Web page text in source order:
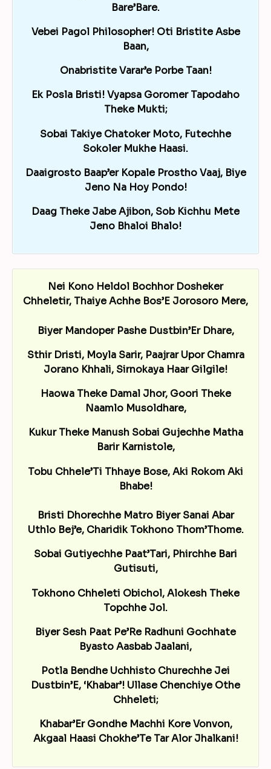
Bare’Bare.
Vebei Pagol Philosopher! Oti Bristite Asbe
Baan,
Onabristite Varar’e Porbe Taan!
Ek Posla Bristi! Vyapsa Goromer Tapodaho
Theke Mukti;
Sobai Takiye Chatoker Moto, Futechhe
Sokoler Mukhe Haasi.
Daaigrosto Baap’er Kopale Prostho Vaaj, Biye
Jeno Na Hoy Pondo!
Daag Theke Jabe Ajibon, Sob Kichhu Mete
Jeno Bhaloi Bhalo!
Nei Kono Heldol Bochhor Dosheker
Chheletir, Thaiye Achhe Bos’E Jorosoro Mere,
Biyer Mandoper Pashe Dustbin’Er Dhare,
Sthir Dristi, Moyla Sarir, Paajrar Upor Chamra
Jorano Khhali, Sirnokaya Haar Gilgile!
Haowa Theke Damal Jhor, Goori Theke
Naamlo Musoldhare,
Kukur Theke Manush Sobai Gujechhe Matha
Barir Karnistole,
Tobu Chhele’Ti Thhaye Bose, Aki Rokom Aki
Bhabe!
Bristi Dhorechhe Matro Biyer Sanai Abar
Uthlo Bej’e, Charidik Tokhono Thom’Thome.
Sobai Gutiyechhe Paat’Tari, Phirchhe Bari
Gutisuti,
Tokhono Chheleti Obichol, Alokesh Theke
Topchhe Jol.
Biyer Sesh Paat Pe’Re Radhuni Gochhate
Byasto Aasbab Jaalani,
Potla Bendhe Uchhisto Churechhe Jei
Dustbin’E, ‘Khabar’! Ullase Chenchiye Othe
Chheleti;
Khabar’Er Gondhe Machhi Kore Vonvon,
Akgaal Haasi Chokhe’Te Tar Alor Jhalkani!